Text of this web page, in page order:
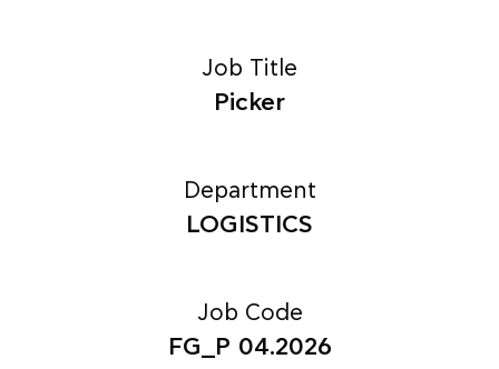
Job Title
Picker
Department
LOGISTICS
Job Code
FG_P 04.2026